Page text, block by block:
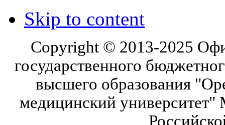
Skip to content
Copyright © 2013-2025
государственного
высшего образования
медицинский университет"